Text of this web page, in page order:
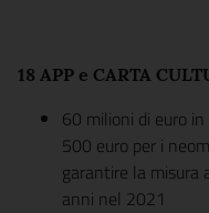
18 APP e CARTA
60 milioni di euro
500 euro per i
garantire la misura
anni nel 2021